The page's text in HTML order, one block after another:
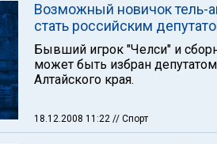
Возможный новичок тель-
стать российским
Бывший игрок "Челси" и
может быть избран
Алтайского края.
18.12.2008 11:22 // Спорт